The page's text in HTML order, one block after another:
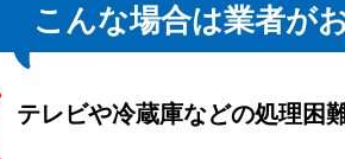
こんな場合は業者が
テレビや冷蔵庫などの処理困